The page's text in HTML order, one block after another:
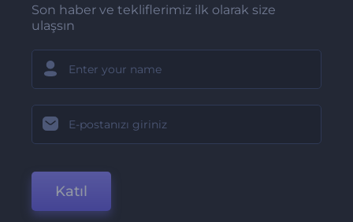
Son haber ve tekliflerimiz ilk olarak size
ulaşsın
Katıl